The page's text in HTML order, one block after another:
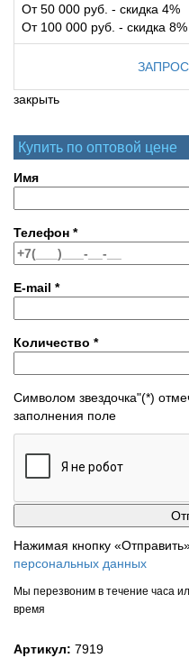
От 50 000 руб. - скидка 4%
От 100 000 руб. - скидка 8%
закрыть
Купить по оптовой цене
Имя
Телефон *
E-mail *
Количество *
Символом звездочка"(*)
заполнения поле
Нажимая кнопку
персональных данных
Мы перезвоним в течение часа
время
Артикул: 7919